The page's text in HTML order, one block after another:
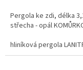
5
hvězdiček.
Pergola ke zdi, délka
střecha - opál
hliníková pergola